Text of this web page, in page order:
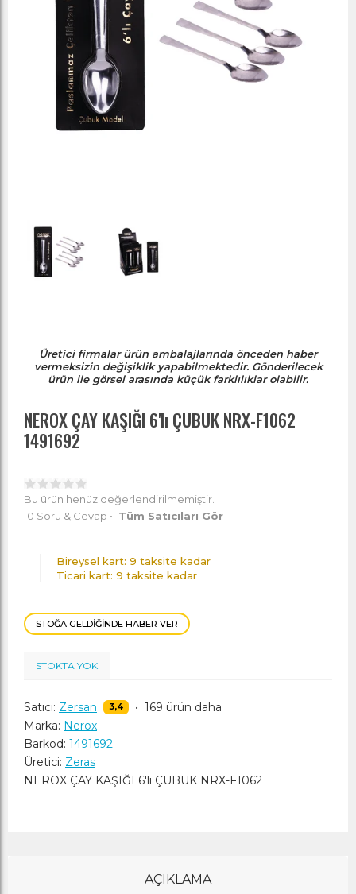
Üretici firmalar ürün ambalajlarında önceden haber
vermeksizin değişiklik yapabilmektedir. Gönderilecek
ürün ile görsel arasında küçük farklılıklar olabilir.
NEROX ÇAY KAŞIĞI 6'lı ÇUBUK NRX-F1062
1491692
Bu ürün henüz değerlendirilmemiştir.
0 Soru & Cevap • Tüm Satıcıları Gör
Bireysel kart: 9 taksite kadar
Ticari kart: 9 taksite kadar
STOKTA YOK
STOĞA GELDIĞINDE HABER VER
Satıcı: Zersan 3,4 • 169 ürün daha
Marka: Nerox
Barkod: 1491692
Üretici: Zeras
NEROX ÇAY KAŞIĞI 6'lı ÇUBUK NRX-F1062
AÇIKLAMA